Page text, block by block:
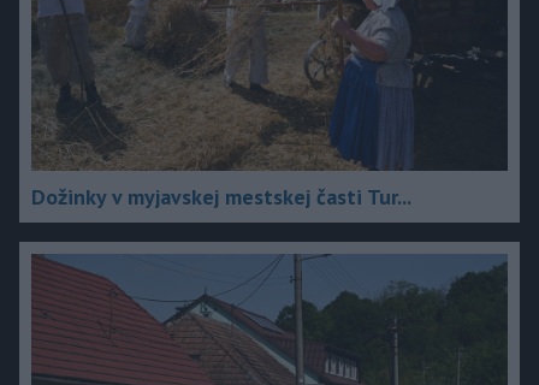
Dožinky v myjavskej mestskej časti Tur...